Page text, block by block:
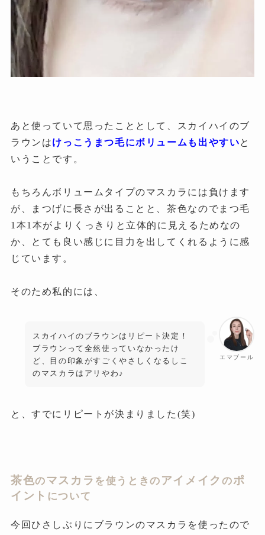
あと使っていて思ったこととして、スカイハイのブ
ラウンはけっこうまつ毛にボリュームも出やすいと
いうことです。
もちろんボリュームタイプのマスカラには負けます
が、まつげに長さが出ることと、茶色なのでまつ毛
1本1本がよりくっきりと立体的に見えるためなの
か、とても良い感じに目力を出してくれるように感
じています。
そのため私的には、
エマブール
スカイハイのブラウンはリピート決定！
ブラウンって全然使っていなかったけ
ど、目の印象がすごくやさしくなるしこ
のマスカラはアリやわ♪
と、すでにリピートが決まりました(笑)
茶色のマスカラ を使うときの アイメイク のポ
イント について
今回ひさしぶりにブラウンのマスカラを使ったので